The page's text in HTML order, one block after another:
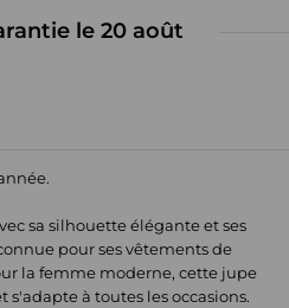
le 20 août
sa silhouette élégante et ses
pour ses vêtements de
la femme moderne, cette jupe
à toutes les occasions.